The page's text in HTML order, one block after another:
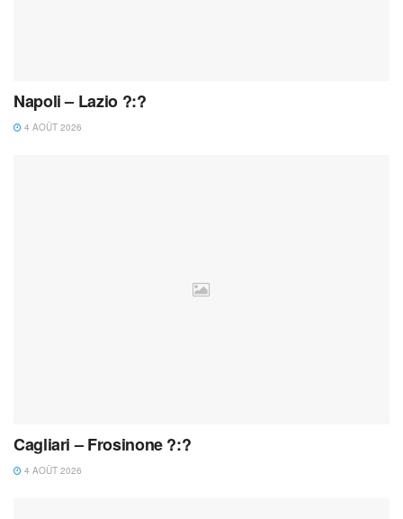
Napoli – Lazio ?:?
4 AOÛT 2026
Cagliari – Frosinone ?:?
4 AOÛT 2026